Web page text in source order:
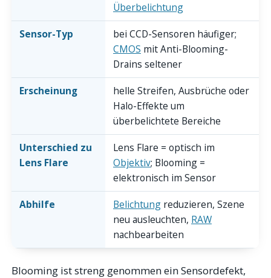
Überbelichtung
Sensor-Typ
bei CCD-Sensoren häufiger;
CMOS mit Anti-Blooming-
Drains seltener
Erscheinung
helle Streifen, Ausbrüche oder
Halo-Effekte um
überbelichtete Bereiche
Unterschied zu
Lens Flare
Lens Flare = optisch im
Objektiv; Blooming =
elektronisch im Sensor
Abhilfe
Belichtungreduzieren, Szene
neu ausleuchten, RAW
nachbearbeiten
Blooming ist streng genommen ein Sensordefekt,